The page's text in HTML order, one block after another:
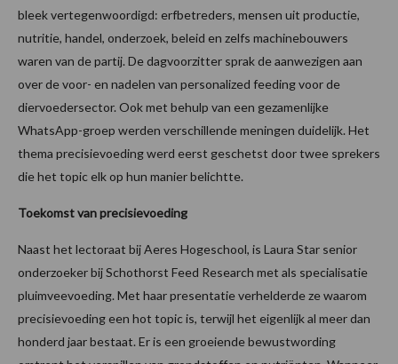
bleek vertegenwoordigd: erfbetreders, mensen uit productie,
nutritie, handel, onderzoek, beleid en zelfs machinebouwers
waren van de partij. De dagvoorzitter sprak de aanwezigen aan
over de voor- en nadelen van personalized feeding voor de
diervoedersector. Ook met behulp van een gezamenlijke
WhatsApp-groep werden verschillende meningen duidelijk. Het
thema precisievoeding werd eerst geschetst door twee sprekers
die het topic elk op hun manier belichtte.
Toekomst van precisievoeding
Naast het lectoraat bij Aeres Hogeschool, is Laura Star senior
onderzoeker bij Schothorst Feed Research met als specialisatie
pluimveevoeding. Met haar presentatie verhelderde ze waarom
precisievoeding een hot topic is, terwijl het eigenlijk al meer dan
honderd jaar bestaat. Er is een groeiende bewustwording